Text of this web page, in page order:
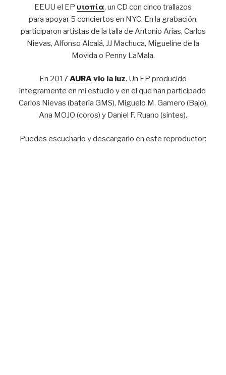
EEUU el EP υτοπία, un CD con cinco trallazos
para apoyar 5 conciertos en NYC. En la grabación,
participaron artistas de la talla de Antonio Arias, Carlos
Nievas, Alfonso Alcalá, JJ Machuca, Migueline de la
Movida o Penny LaMala.
En 2017AURAvio la luz. Un EP producido
íntegramente en mi estudio y en el que han participado
Carlos Nievas (batería GMS), Miguelo M. Gamero (Bajo),
Ana MOJO (coros) y Daniel F. Ruano (sintes).
Puedes escucharlo y descargarlo en este reproductor: